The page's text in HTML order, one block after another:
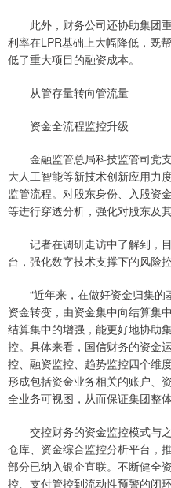
此外，财务公司还协助集团
利率在LPR基础上大幅降低，既
低了重大项目的融资成本。
从管存量转向管流量
资金全流程监控升级
金融监管总局科技监管司党支
大人工智能等新技术创新应用力
监管流程。对股东身份、入股资
等进行穿透分析，强化对股东及
记者在调研走访中了解到，
台，强化数字技术支撑下的风险
“近年来，在做好资金归集的
资金转变，由资金集中向结算集
结算集中的增强，能更好地协助
控。具体来看，国信财务的资金
控、融资监控、趋势监控四个维
形成包括资金业务相关的账户、
全业务可视图，从而保证集团整
交控财务的资金监控模式与
仓库、资金综合监控分析平台，
部分已纳入银企直联。不断健全
控、支付管控到流动性预警的闭